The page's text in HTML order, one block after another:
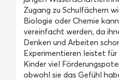
Zugang zu Schulfächern
Biologie oder Chemie
vereinfacht werden, da
Denken und Arbeiten
Experimentieren leistet
Kinder viel
obwohl sie das Gefühl